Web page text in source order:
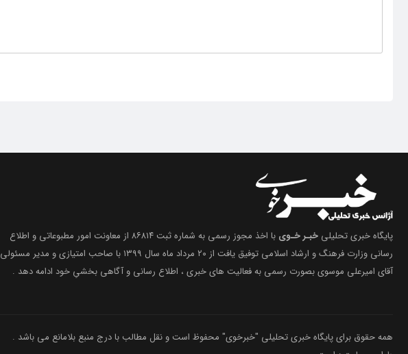
پایگاه خبری تحلیلی خبـر خـوی
با اخذ مجوز رسمی به شماره ثبت ۸۶۸۱۴ از معاونت امور مطبوعاتی و اطلاع
رسانی وزارت فرهنگ و ارشاد اسلامی توفیق یافت از ۲۰ مرداد ماه سال ۱۳۹۹ با صاحب امتیازی و مدیر مسئولی
آقای امیرعلی موسوی بصورت رسمی به فعالیت های خبری ، اطلاع رسانی و آگاهی بخشیِ خود ادامه دهد .
همه حقوق برای پایگاه خبری تحلیلی "خبرخوی" محفوظ است و نقل مطالب با درج منبع بلامانع می باشد .